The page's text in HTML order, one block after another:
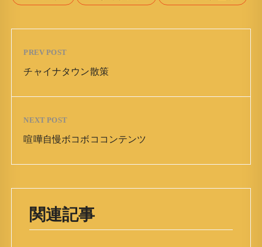
PREV POST
チャイナタウン散策
NEXT POST
喧嘩自慢ボコボココンテンツ
関連記事